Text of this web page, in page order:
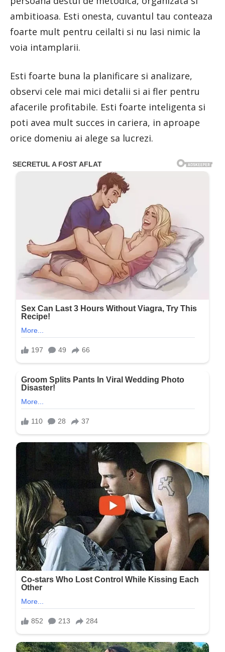
ambitioasa. Esti onesta, cuvantul tau conteaza
foarte mult pentru ceilalti si nu lasi nimic la
voia intamplarii.
Esti foarte buna la planificare si analizare,
observi cele mai mici detalii si ai fler pentru
afacerile profitabile. Esti foarte inteligenta si
poti avea mult succes in cariera, in aproape
orice domeniu ai alege sa lucrezi.